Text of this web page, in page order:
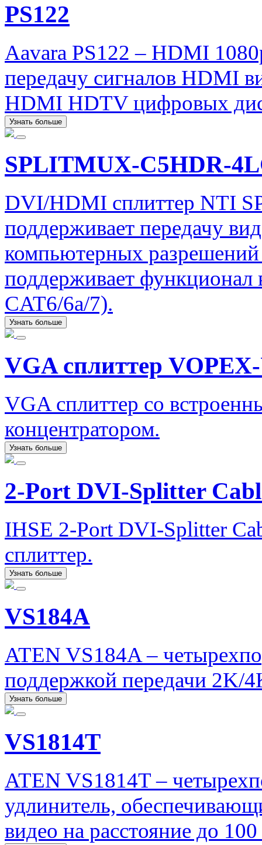
PS122
Aavara PS122 – HDMI
передачу сигналов HDMI
HDMI HDTV цифровых
Узнать больше
SPLITMUX-C5HDR-
DVI/HDMI сплиттер NTI
поддерживает передачу
компьютерных
поддерживает функционал
CAT6/6a/7).
Узнать больше
VGA сплиттер
VGA сплиттер со
концентратором.
Узнать больше
2-Port DVI-Splitter
IHSE 2-Port DVI-Splitter
сплиттер.
Узнать больше
VS184A
ATEN VS184A –
поддержкой передачи 2K/
Узнать больше
VS1814T
ATEN VS1814T –
удлинитель,
видео на расстояние до